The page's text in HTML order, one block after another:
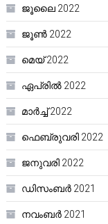
ജൂലൈ 2022
ജൂൺ 2022
മെയ്‌ 2022
ഏപ്രിൽ 2022
മാർച്ച്‌ 2022
ഫെബ്രുവരി 2022
ജനുവരി 2022
ഡിസംബർ 2021
നവംബർ 2021